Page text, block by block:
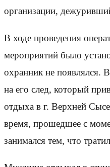
организации,
В ходе проведения
мероприятий было
охранник не появлялся.
на его след, который
отдыха в г. Верхней
время, прошедшее с
занимался тем, что